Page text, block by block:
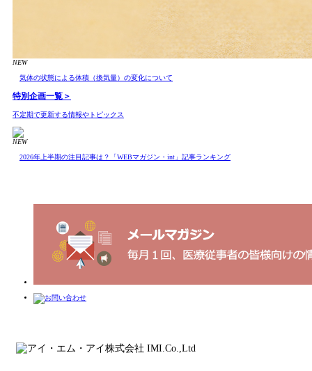
NEW
気体の状態による体積（換気量）の変化について
特別企画一覧＞
不定期で更新する情報やトピックス
NEW
2026年上半期の注目記事は？「WEBマガジン・int」記事ランキング